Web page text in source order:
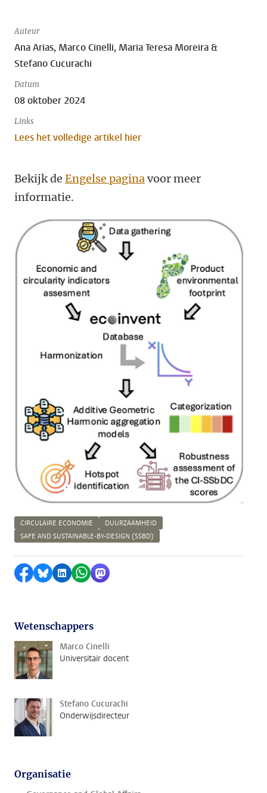
Auteur
Ana Arias, Marco Cinelli, Maria Teresa Moreira &
Stefano Cucurachi
Datum
08 oktober 2024
Links
Lees het volledige artikel hier
Bekijk de Engelse paginavoor meer
informatie.
CIRCULAIRE ECONOMIE
DUURZAAMHEID
SAFE AND SUSTAINABLE-BY-DESIGN (SSBD)
Delen op Facebook
Delen via Bluesky
Delen op LinkedIn
Delen via WhatsApp
Delen via Mastodon
Wetenschappers
Marco Cinelli
Universitair docent
Stefano Cucurachi
Onderwijsdirecteur
Organisatie